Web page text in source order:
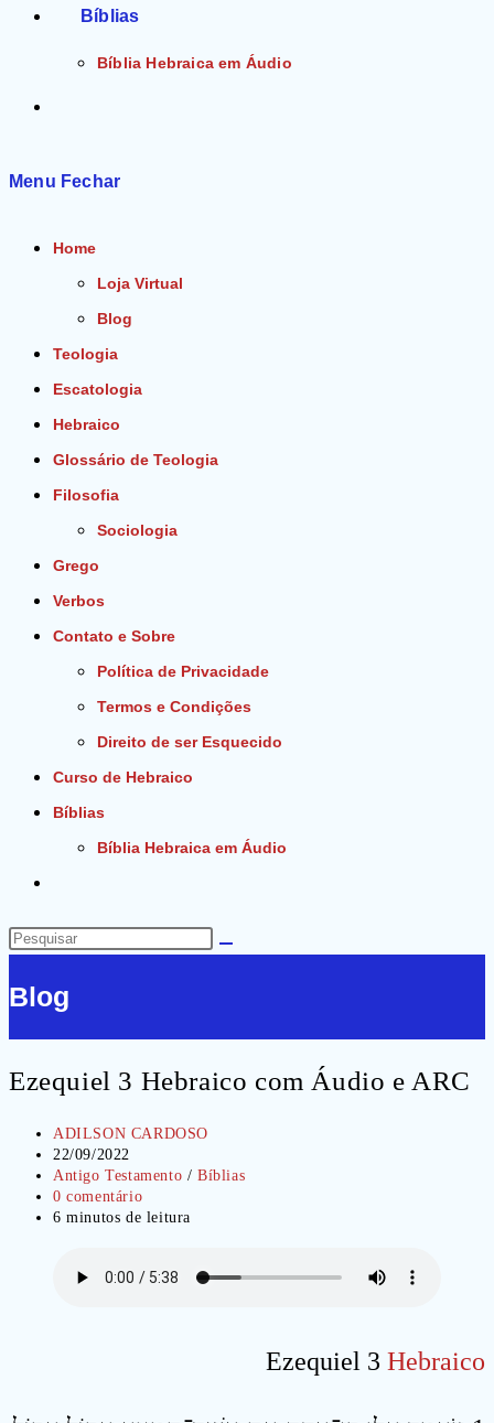
Bíblias
Bíblia Hebraica em Áudio
Menu Fechar
Home
Loja Virtual
Blog
Teologia
Escatologia
Hebraico
Glossário de Teologia
Filosofia
Sociologia
Grego
Verbos
Contato e Sobre
Política de Privacidade
Termos e Condições
Direito de ser Esquecido
Curso de Hebraico
Bíblias
Bíblia Hebraica em Áudio
do
site
Pesquisar
site
Blog
Ezequiel 3 Hebraico com Áudio e ARC
Autor
do
post:
ADILSON CARDOSO
Post
publicado:
22/09/2022
Categoria
do
post:
Antigo Testamento / Bíblias
Comentários
do
0 comentário
Tempo
6 minutos de leitura
Ezequiel 3 Hebraico